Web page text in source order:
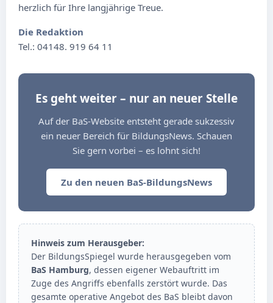
herzlich für Ihre langjährige Treue.
Die Redaktion
Tel.: 04148. 919 64 11
Es geht weiter – nur an neuer Stelle
Auf der BaS-Website entsteht gerade sukzessiv
ein neuer Bereich für BildungsNews. Schauen
Sie gern vorbei – es lohnt sich!
Zu den neuen BaS-BildungsNews
Hinweis zum Herausgeber:
Der BildungsSpiegel wurde herausgegeben vom
BaS Hamburg, dessen eigener Webauftritt im
Zuge des Angriffs ebenfalls zerstört wurde. Das
gesamte operative Angebot des BaS bleibt davon